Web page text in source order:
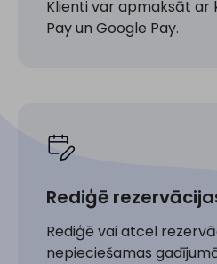
Klienti var apmaksāt ar
Pay un Google Pay.
Rediģē
Rediģē vai atcel
nepieciešamas